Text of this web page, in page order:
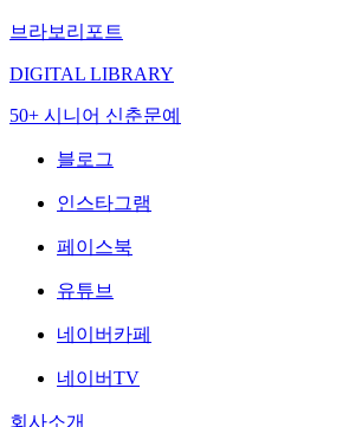
브라보리포트
DIGITAL LIBRARY
50+ 시니어 신춘문예
블로그
인스타그램
페이스북
유튜브
네이버카페
네이버TV
회사소개